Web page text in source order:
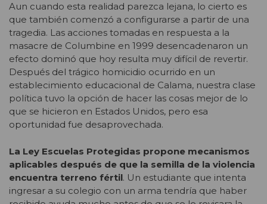
Aun cuando esta realidad parezca lejana, lo cierto es
que también comenzó a configurarse a partir de una
tragedia. Las acciones tomadas en respuesta a la
masacre de Columbine en 1999 desencadenaron un
efecto dominó que hoy resulta muy difícil de revertir.
Después del trágico homicidio ocurrido en un
establecimiento educacional de Calama, nuestra clase
política tuvo la opción de hacer las cosas mejor de lo
que se hicieron en Estados Unidos, pero esa
oportunidad fue desaprovechada.
La Ley Escuelas Protegidas propone mecanismos
aplicables después de que la semilla de la violencia
encuentra terreno fértil. Un estudiante que intenta
ingresar a su colegio con un arma tendría que haber